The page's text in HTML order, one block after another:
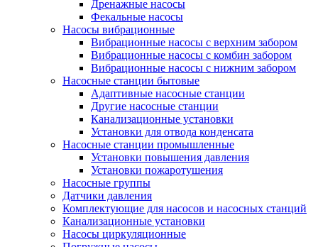
Дренажные насосы
Фекальные насосы
Насосы вибрационные
Вибрационные насосы с верхним забором
Вибрационные насосы с комбин забором
Вибрационные насосы с нижним забором
Насосные станции бытовые
Адаптивные насосные станции
Другие насосные станции
Канализационные установки
Установки для отвода конденсата
Насосные станции промышленные
Установки повышения давления
Установки пожаротушения
Насосные группы
Датчики давления
Комплектующие для насосов и насосных станций
Канализационные установки
Насосы циркуляционные